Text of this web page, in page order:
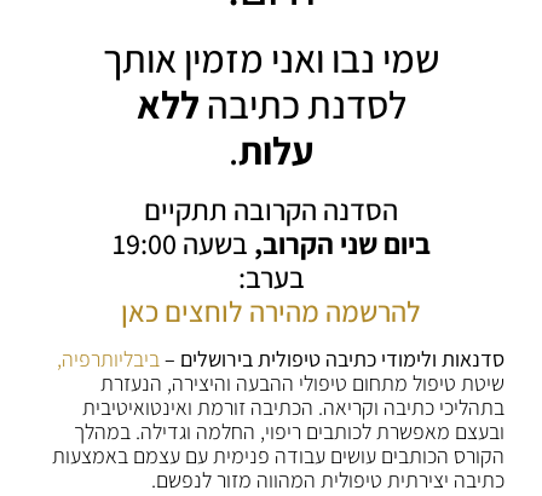
שמי נבו ואני מזמין אותך
לסדנת כתיבהללא
עלות.
הסדנה הקרובה תתקיים
ביום שני הקרוב,
בשעה 19:00
בערב:
להרשמה מהירה לוחצים כאן
סדנאות ולימודי כתיבה טיפולית בירושלים –ביבליותרפיה,
שיטת טיפול מתחום טיפולי ההבעה והיצירה, הנעזרת
בתהליכי כתיבה וקריאה. הכתיבה זורמת ואינטואיטיבית
ובעצם מאפשרת לכותבים ריפוי, החלמה וגדילה. במהלך
הקורס הכותבים עושים עבודה פנימית עם עצמם באמצעות
כתיבה יצירתית טיפולית המהווה מזור לנפשם.